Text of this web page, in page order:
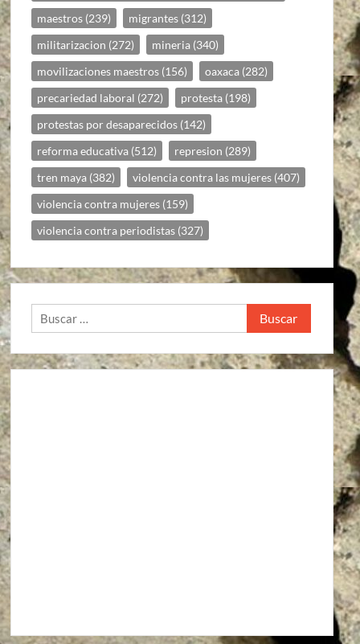
maestros (239) migrantes (312)
militarizacion (272) mineria (340)
movilizaciones maestros (156) oaxaca (282)
precariedad laboral (272) protesta (198)
protestas por desaparecidos (142)
reforma educativa (512) represion (289)
tren maya (382) violencia contra las mujeres (407)
violencia contra mujeres (159)
violencia contra periodistas (327)
Buscar: